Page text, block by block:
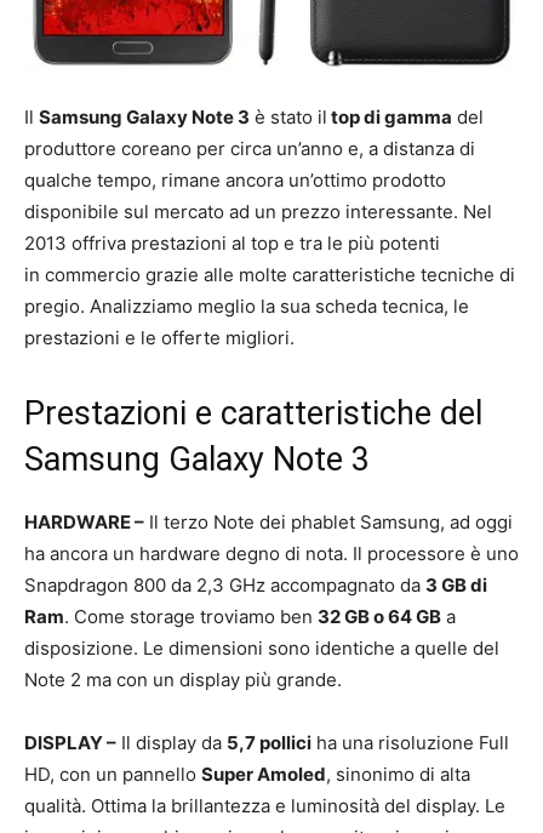
Il Samsung Galaxy Note 3 è stato il top di gamma del
produttore coreano per circa un’anno e, a distanza di
qualche tempo, rimane ancora un’ottimo prodotto
disponibile sul mercato ad un prezzo interessante. Nel
2013 offriva prestazioni al top e tra le più potenti
in commercio grazie alle molte caratteristiche tecniche di
pregio. Analizziamo meglio la sua scheda tecnica, le
prestazioni e le offerte migliori.
Prestazioni e caratteristiche del
Samsung Galaxy Note 3
HARDWARE – Il terzo Note dei phablet Samsung, ad oggi
ha ancora un hardware degno di nota. Il processore è uno
Snapdragon 800 da 2,3 GHz accompagnato da 3 GB di
Ram. Come storage troviamo ben 32 GB o 64 GB a
disposizione. Le dimensioni sono identiche a quelle del
Note 2 ma con un display più grande.
DISPLAY – Il display da 5,7 pollici ha una risoluzione Full
HD, con un pannello Super Amoled, sinonimo di alta
qualità. Ottima la brillantezza e luminosità del display. Le